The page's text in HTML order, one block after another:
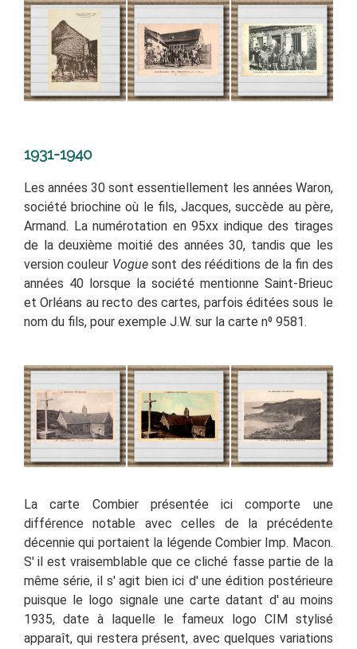
1931-1940
Les années 30 sont essentiellement les années Waron,
société briochine où le fils, Jacques, succède au père,
Armand. La numérotation en 95xx indique des tirages
de la deuxième moitié des années 30, tandis que les
version couleur Voguesont des rééditions de la fin des
années 40 lorsque la société mentionne Saint-Brieuc
et Orléans au recto des cartes, parfois éditées sous le
nom du fils, pour exemple J.W. sur la carte n⁰ 9581.
La carte Combier présentée ici comporte une
différence notable avec celles de la précédente
décennie qui portaient la légende Combier Imp. Macon.
S' il est vraisemblable que ce cliché fasse partie de la
même série, il s' agit bien ici d' une édition postérieure
puisque le logo signale une carte datant d' au moins
1935, date à laquelle le fameux logo CIM stylisé
apparaît, qui restera présent, avec quelques variations